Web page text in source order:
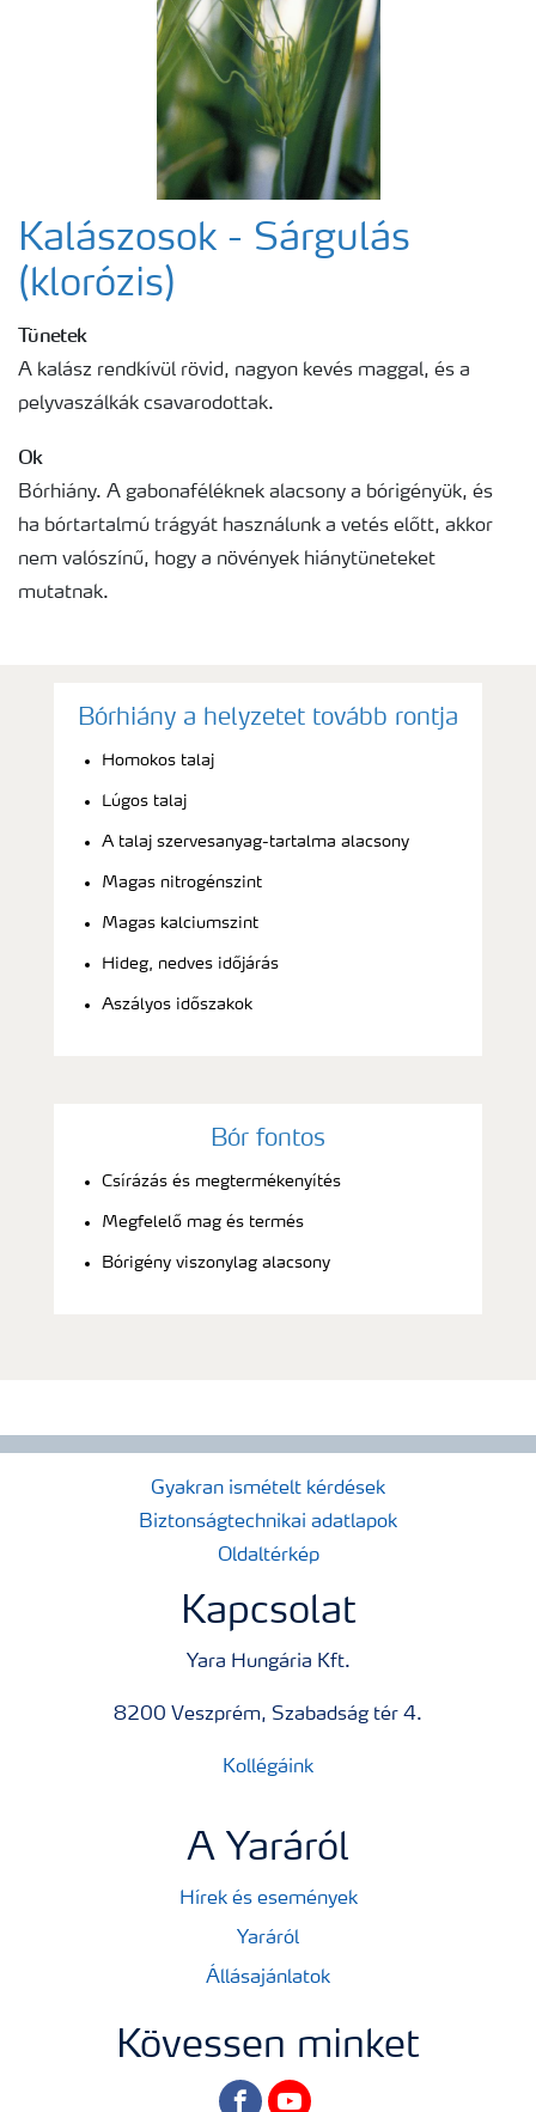
Egészséges növény - egészséges bolygó
Fenológiai ábrák
Kalászosok - Sárgulás
(klorózis)
Tünetek
A kalász rendkívül rövid, nagyon kevés maggal, és a
pelyvaszálkák csavarodottak.
Ok
Bórhiány. A gabonaféléknek alacsony a bórigényük, és
ha bórtartalmú trágyát használunk a vetés előtt, akkor
nem valószínű, hogy a növények hiánytüneteket
mutatnak.
Bórhiány a helyzetet tovább rontja
Homokos talaj
Lúgos talaj
A talaj szervesanyag-tartalma alacsony
Magas nitrogénszint
Magas kalciumszint
Hideg, nedves időjárás
Aszályos időszakok
Bór fontos
Csírázás és megtermékenyítés
Megfelelő mag és termés
Bórigény viszonylag alacsony
Gyakran ismételt kérdések
Biztonságtechnikai adatlapok
Oldaltérkép
Kapcsolat
Yara Hungária Kft.
8200 Veszprém, Szabadság tér 4.
Kollégáink
A Yaráról
Hírek és események
Yaráról
Állásajánlatok
Kövessen minket
facebookyoutube